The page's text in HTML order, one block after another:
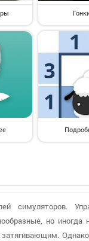
симуляторов.
но
затягивающим.